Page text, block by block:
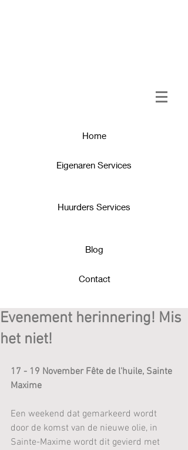
Home
Eigenaren Services
Huurders Services
Blog
Contact
Evenement herinnering! Mis
het niet!
17 - 19 November Fête de l'huile, Sainte
Maxime
Een weekend dat gemarkeerd wordt
door de komst van de nieuwe olie, in
Sainte-Maxime wordt dit gevierd met